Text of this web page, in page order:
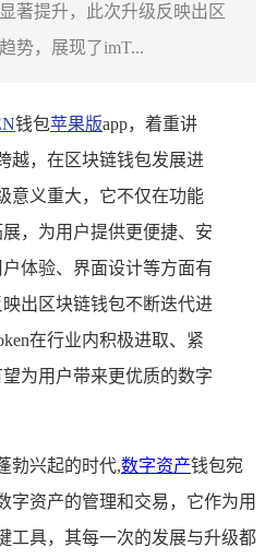
著提升，此次升级反映出区
势，展现了imT...
钱包苹果版app，着重讲
越，在区块链钱包发展进
意义重大，它不仅在功能
展，为用户提供更便捷、安
体验、界面设计等方面有
出区块链钱包不断迭代进
在行业内积极进取、紧
为用户带来更优质的数字
勃兴起的时代,数字资产钱包宛
字资产的管理和交易，它作为用
工具，其每一次的发展与升级都